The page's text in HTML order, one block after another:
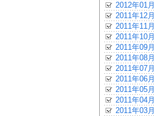
2012年01月
2011年12月
2011年11月
2011年10月
2011年09月
2011年08月
2011年07月
2011年06月
2011年05月
2011年04月
2011年03月